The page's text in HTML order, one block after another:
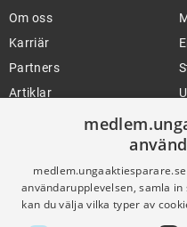
Om oss
Karriär
Partners
Artiklar
FÖR SKOLOR
Gymnasieprofilen
användarupplevelsen, samla
kan du välja vilka typer av